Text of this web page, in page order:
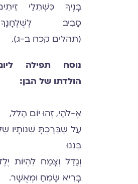
בָּנֶיךָ כִּשְׁתִלֵי
סָבִיב
(תהלים קכח ב-ג).
נוסח תפילה
הולדתו של הבן:
אֱ-לֹהַי, זֶהוּ יוֹם הַלֵּל,
עַל שֶׁבֵּרַכְתָּ שְׁנוֹתָיו
בְּנֵנוּ
וְגָדַל וְצָמַח לִהְיוֹת
בָּרִיא שָׂמֵחַ וּמְאֻשָּׁר.